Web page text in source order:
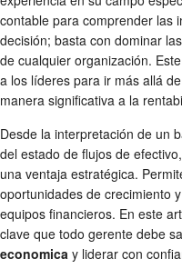
contable para comprender las
decisión; basta con dominar las
de cualquier organización.
a los líderes para ir más allá
manera significativa a la
Desde la interpretación de un
del estado de flujos de
una ventaja estratégica.
oportunidades de crecimiento
equipos financieros. En este
clave que todo gerente debe
economica y liderar con